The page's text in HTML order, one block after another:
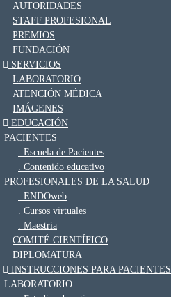
AUTORIDADES
STAFF PROFESIONAL
PREMIOS
FUNDACIÓN
SERVICIOS
LABORATORIO
ATENCIÓN MÉDICA
IMÁGENES
EDUCACIÓN
PACIENTES
Escuela de Pacientes
Contenido educativo
PROFESIONALES DE LA SALUD
ENDOweb
Cursos virtuales
Maestría
COMITÉ CIENTÍFICO
DIPLOMATURA
INSTRUCCIONES PARA PACIENTES
LABORATORIO